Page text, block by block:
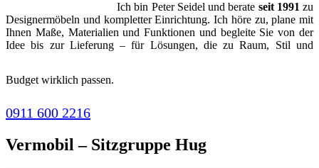
Ich bin Peter Seidel und berate seit 1991 zu
Designermöbeln und kompletter Einrichtung. Ich höre zu, plane mit
Ihnen Maße, Materialien und Funktionen und begleite Sie von der
Idee bis zur Lieferung – für Lösungen, die zu Raum, Stil und
Budget wirklich passen.
0911 600 2216
Vermobil – Sitzgruppe Hug